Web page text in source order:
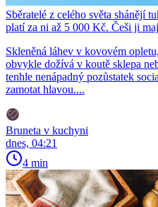
Sběratelé z celého světa shánějí
platí za ni až 5 000 Kč. Češi ji
Skleněná láhev v kovovém
obvykle dožívá v koutě sklepa
tenhle nenápadný pozůstatek
zamotat hlavou....
Bruneta v kuchyni
dnes, 04:21
4 min